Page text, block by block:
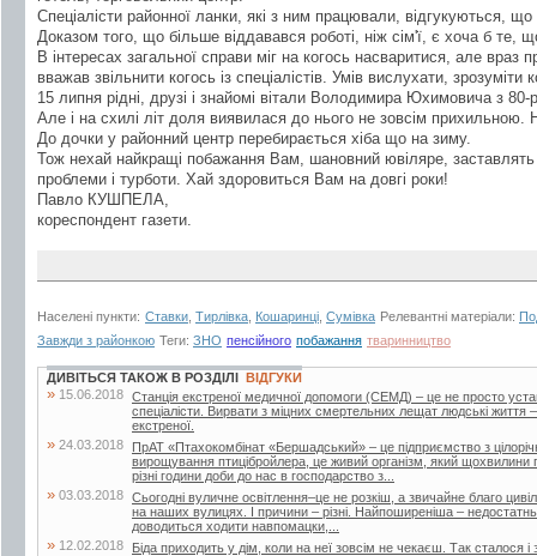
Спеціалісти районної ланки, які з ним працювали, відгукуються,
Доказом того, що більше віддавався роботі, ніж сім'ї, є хоча б те,
В інтересах загальної справи міг на когось насваритися, але враз
вважав звільнити когось із спеціалістів. Умів вислухати, зрозуміти
15 липня рідні, друзі і знайомі вітали Володимира Юхимовича з 80-
Але і на схилі літ доля виявилася до нього не зовсім
До дочки у районний центр перебирається хіба що на зиму.
Тож нехай найкращі побажання Вам, шановний ювіляре, заставлять
проблеми і турботи. Хай здоровиться Вам на довгі роки!
Павло КУШПЕЛА,
кореспондент газети.
Населені пункти: Ставки Тирлівка Кошаринці Сумівка Релевантні матеріали:
Завжди з районкою Теги: ЗНО пенсійного побажання тваринництво
ДИВІТЬСЯ ТАКОЖ В РОЗДІЛІ ВІДГУКИ
» 15.06.2018 Станція екстреної медичної допомоги (СЕМД) – це не просто
спеціалісти. Вирвати з міцних смертельних лещат людські життя
екстреної.
» 24.03.2018
ПрАТ «Птахокомбінат «Бершадський» – це підприємство з
вирощування птицібройлера, це живий організм, який щохвилини
різні години доби до нас в господарство з...
» 03.03.2018 Сьогодні вуличне освітлення–це не розкіш, а звичайне благо
на наших вулицях. І причини – різні. Найпоширеніша –
доводиться ходити навпомацки,...
» 12.02.2018 Біда приходить у дім, коли на неї зовсім не чекаєш. Так сталося